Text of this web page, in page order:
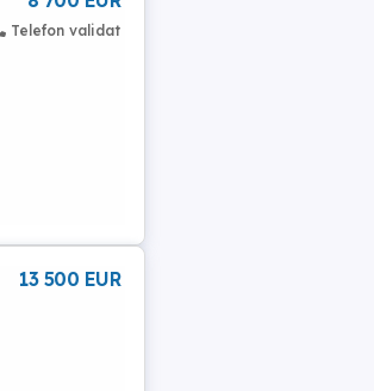
Telefon validat
13 500 EUR